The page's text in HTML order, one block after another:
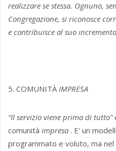
realizzare se stessa. Ognuno,
Congregazione, si riconosce
e contribuisce al suo incremento
5. COMUNITÀIMPRESA
“Il servizio viene prima di tutto”
comunità impresa . E' un
programmato e voluto, ma